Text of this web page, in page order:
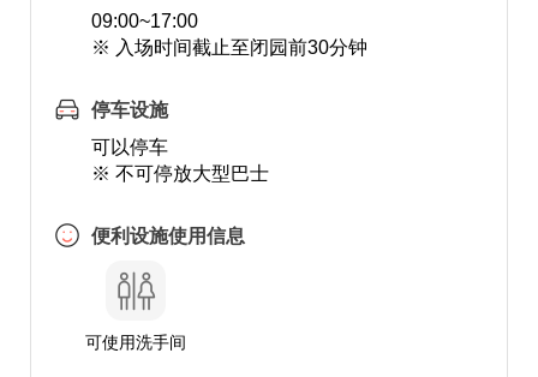
09:00~17:00
※ 入场时间截止至闭园前30分钟
停车设施
可以停车
※ 不可停放大型巴士
便利设施使用信息
可使用洗手间